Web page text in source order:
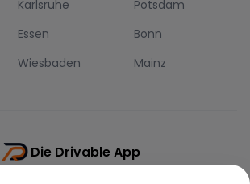
Karlsruhe
Potsdam
Essen
Bonn
Wiesbaden Mainz
Die Drivable App